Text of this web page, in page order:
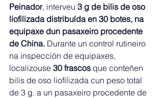
Peinador, interveu 3 g de bilis de oso
liofilizada distribuída en 30 botes, na
equipaxe dun pasaxeiro procedente
de China. Durante un control rutineiro
na inspección de equipaxes,
localizouse 30 frascos que conteñen
bilis de oso liofilizada cun peso total
de 3 g. a un pasaxeiro procedente de